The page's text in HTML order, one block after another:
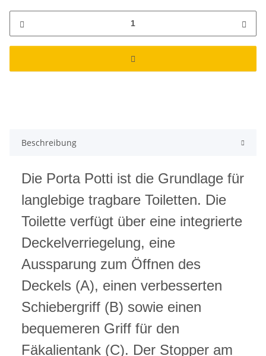
Beschreibung
Die Porta Potti ist die Grundlage für
langlebige tragbare Toiletten. Die
Toilette verfügt über eine integrierte
Deckelverriegelung, eine
Aussparung zum Öffnen des
Deckels (A), einen verbesserten
Schiebergriff (B) sowie einen
bequemeren Griff für den
Fäkalientank (C). Der Stopper am